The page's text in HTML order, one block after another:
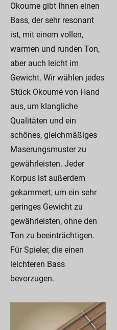
Okoume gibt Ihnen einen
Bass, der sehr resonant
ist, mit einem vollen,
warmen und runden Ton,
aber auch leicht im
Gewicht. Wir wählen jedes
Stück Okoumé von Hand
aus, um klangliche
Qualitäten und ein
schönes, gleichmäßiges
Maserungsmuster zu
gewährleisten. Jeder
Korpus ist außerdem
gekammert, um ein sehr
geringes Gewicht zu
gewährleisten, ohne den
Ton zu beeinträchtigen.
Für Spieler, die einen
leichteren Bass
bevorzugen.